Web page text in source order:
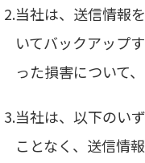
2.当社は、送信情報
いてバックアップ
った損害について
3.当社は、以下のい
ことなく、送信情